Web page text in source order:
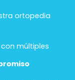
ortopedia
con múltiples